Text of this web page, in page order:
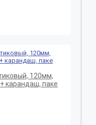
120мм,
карандаш, паке